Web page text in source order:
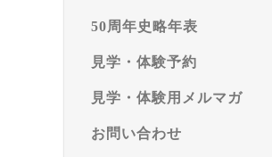
50周年史略年表
見学・体験予約
見学・体験用メルマガ
お問い合わせ